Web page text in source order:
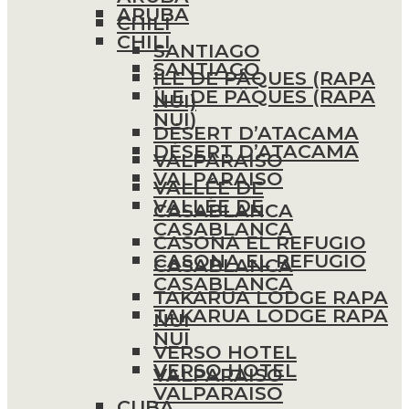
CHILI
SANTIAGO
ÎLE DE PÂQUES (RAPA
NUI)
DÉSERT D’ATACAMA
VALPARAISO
VALLÉE DE
CASABLANCA
CASONA EL REFUGIO
CASABLANCA
TAKARUA LODGE RAPA
NUI
VERSO HOTEL
VALPARAISO
ARUBA
CHILI
SANTIAGO
ÎLE DE PÂQUES (RAPA
NUI)
DÉSERT D’ATACAMA
VALPARAISO
VALLÉE DE
CASABLANCA
CASONA EL REFUGIO
CASABLANCA
TAKARUA LODGE RAPA
NUI
VERSO HOTEL
VALPARAISO